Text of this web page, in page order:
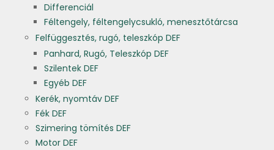
Differenciál
Féltengely, féltengelycsukló, menesztőtárcsa
Felfüggesztés, rugó, teleszkóp DEF
Panhard, Rugó, Teleszkóp DEF
Szilentek DEF
Egyéb DEF
Kerék, nyomtáv DEF
Fék DEF
Szimering tömítés DEF
Motor DEF